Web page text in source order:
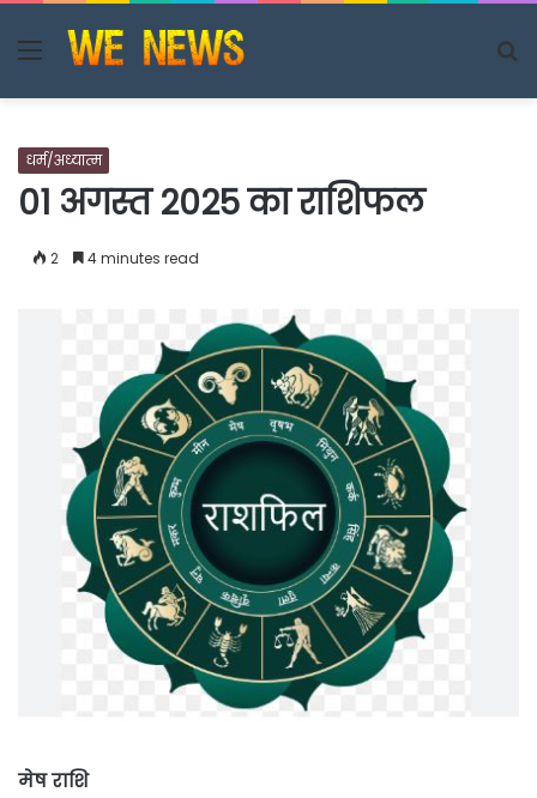
Menu
धर्म/अध्यात्म
01 अगस्त 2025 का राशिफल
2 4 minutes read
मेष राशि